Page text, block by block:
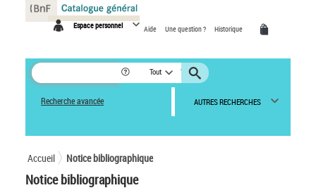
Espace personnel Aide Une question ? Historique
Tout
Recherche avancée AUTRES RECHERCHES
Accueil Notice bibliographique
Notice bibliographique
Panneau de gestion des cookies